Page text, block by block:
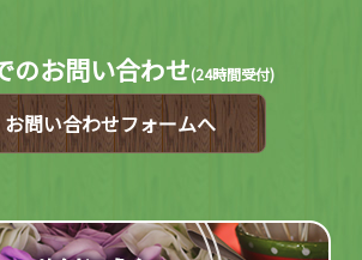
のお問い合わせ(24時間受付)
お問い合わせフォームへ